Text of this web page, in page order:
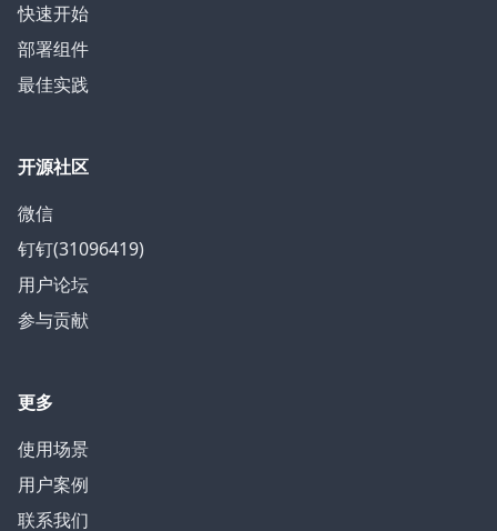
快速开始
部署组件
最佳实践
开源社区
微信
钉钉(31096419)
用户论坛
参与贡献
更多
使用场景
用户案例
联系我们